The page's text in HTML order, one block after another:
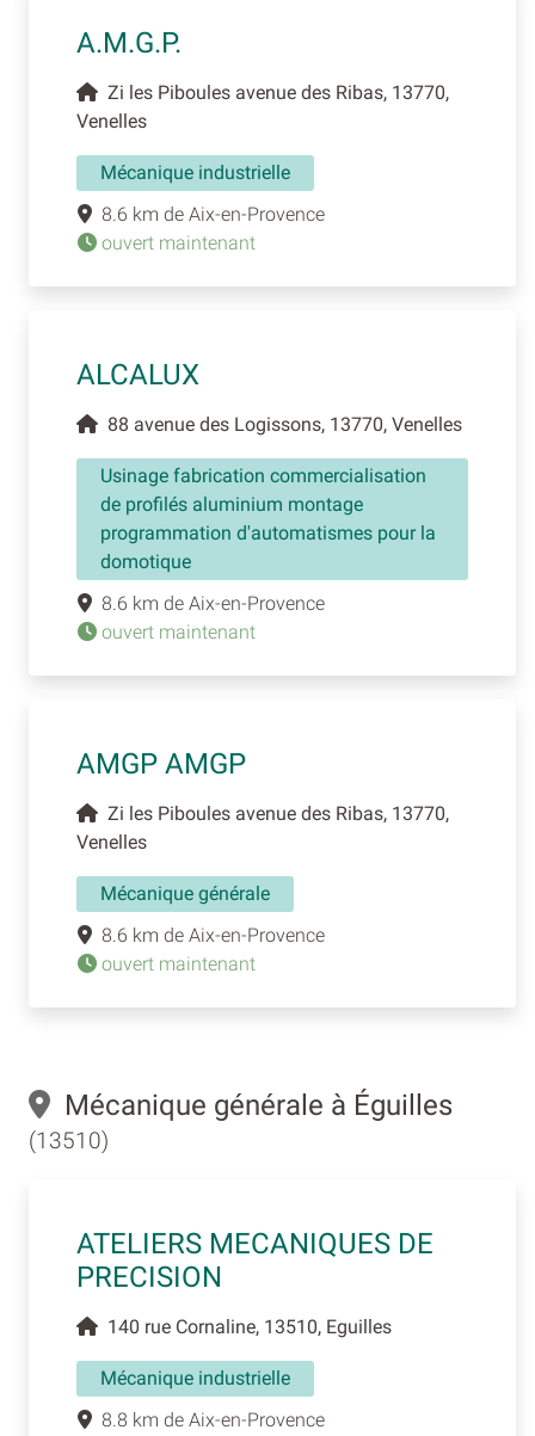
A.M.G.P.
Zi les Piboules avenue des Ribas, 13770,
Venelles
Mécanique industrielle
8.6 km de Aix-en-Provence
ouvert maintenant
ALCALUX
88 avenue des Logissons, 13770, Venelles
Usinage fabrication commercialisation
de profilés aluminium montage
programmation d'automatismes pour la
domotique
8.6 km de Aix-en-Provence
ouvert maintenant
AMGP AMGP
Zi les Piboules avenue des Ribas, 13770,
Venelles
Mécanique générale
8.6 km de Aix-en-Provence
ouvert maintenant
Mécanique générale à Éguilles
(13510)
ATELIERS MECANIQUES DE
PRECISION
140 rue Cornaline, 13510, Eguilles
Mécanique industrielle
8.8 km de Aix-en-Provence